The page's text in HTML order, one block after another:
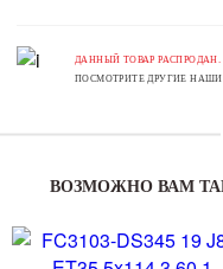
ДАННЫЙ ТОВАР РАСПРОДАН.
ПОСМОТРИТЕ ДРУГИЕ НАШИ
ВОЗМОЖНО ВАМ